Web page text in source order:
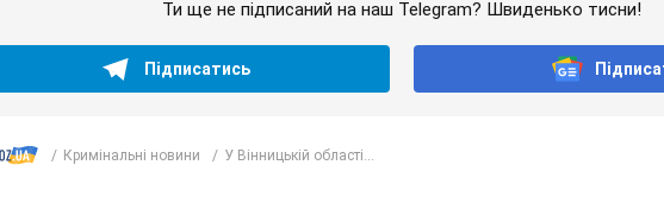
Ти ще не підписаний на наш Telegram? Швиденько тисни!
Підписатись
Кримінальні новини У Вінницькій області...